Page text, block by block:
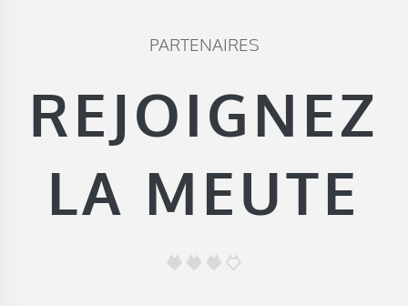
PARTENAIRES
REJOIGNEZ
LA MEUTE